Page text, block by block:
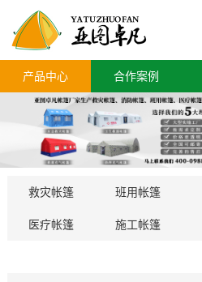
产品中心 合作案例
救灾帐篷 班用帐篷
医疗帐篷 施工帐篷